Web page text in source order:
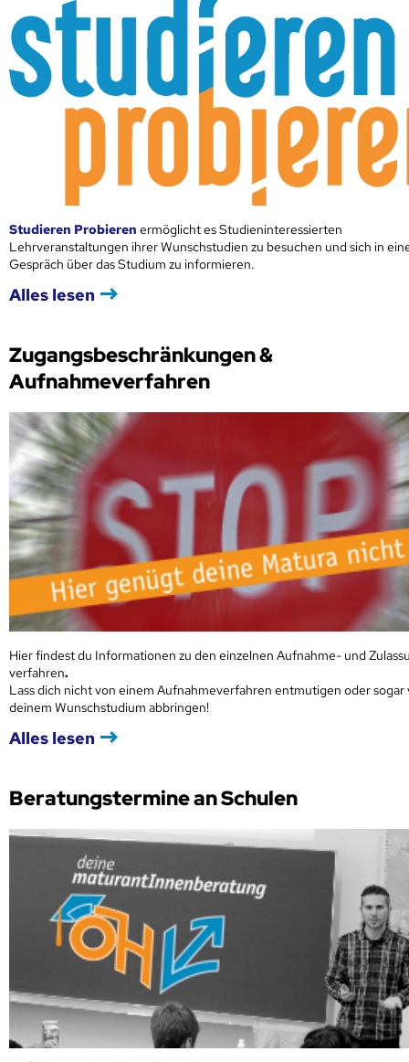
Studieren Probieren ermöglicht es Studieninteressierten
Lehrveranstaltungen ihrer Wunschstudien zu besuchen und sich in
Gespräch über das Studium zu informieren.
Alles lesen
Zugangsbeschränkungen &
Aufnahmeverfahren
Hier findest du Informationen zu den einzelnen Aufnahme- und
verfahren.
Lass dich nicht von einem Aufnahmeverfahren entmutigen oder sogar
deinem Wunschstudium abbringen!
Alles lesen
Beratungstermine an Schulen